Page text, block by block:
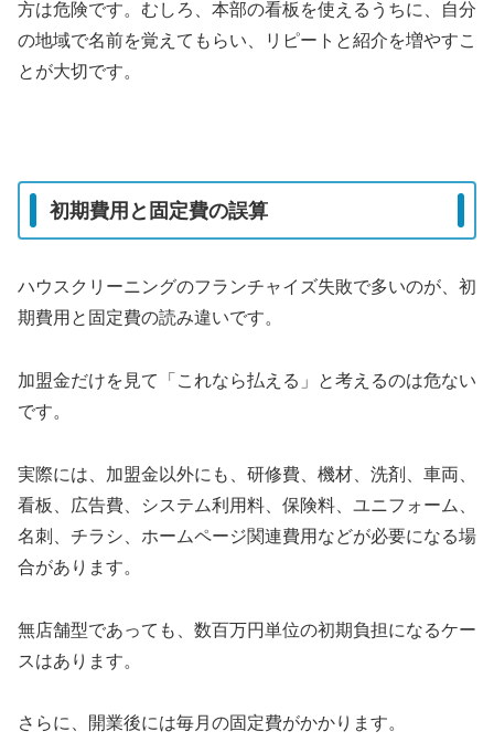
方は危険です。むしろ、本部の看板を使えるうちに、自分
の地域で名前を覚えてもらい、リピートと紹介を増やすこ
とが大切です。
初期費用と固定費の誤算
ハウスクリーニングのフランチャイズ失敗で多いのが、初
期費用と固定費の読み違いです。
加盟金だけを見て「これなら払える」と考えるのは危ない
です。
実際には、加盟金以外にも、研修費、機材、洗剤、車両、
看板、広告費、システム利用料、保険料、ユニフォーム、
名刺、チラシ、ホームページ関連費用などが必要になる場
合があります。
無店舗型であっても、数百万円単位の初期負担になるケー
スはあります。
さらに、開業後には毎月の固定費がかかります。